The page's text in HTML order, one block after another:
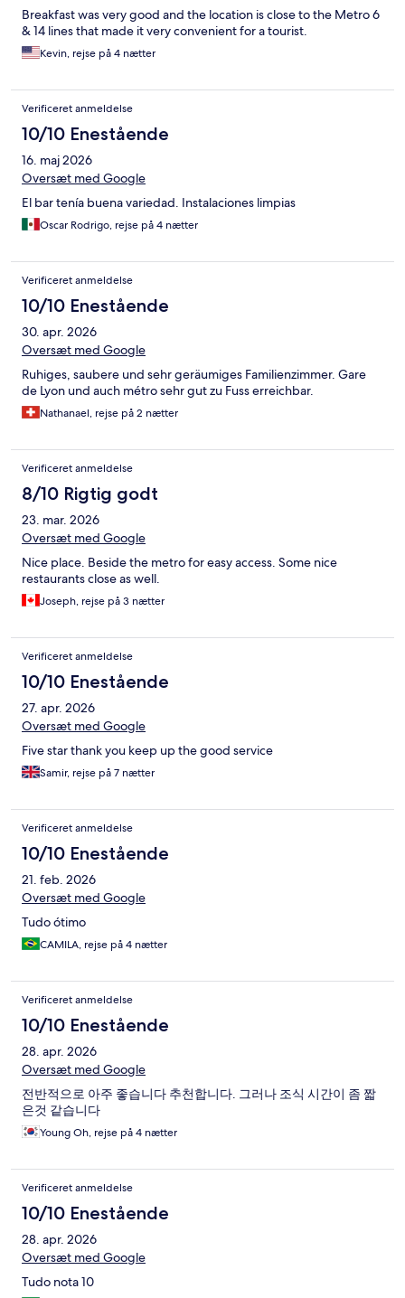
Breakfast was very good and the location is close to the Metro 6
& 14 lines that made it very convenient for a tourist.
Kevin, rejse på 4 nætter
Verificeret anmeldelse
10/10 Enestående
16. maj 2026
Oversæt med Google
El bar tenía buena variedad. Instalaciones limpias
Oscar Rodrigo, rejse på 4 nætter
Verificeret anmeldelse
10/10 Enestående
30. apr. 2026
Oversæt med Google
Ruhiges, saubere und sehr geräumiges Familienzimmer. Gare
de Lyon und auch métro sehr gut zu Fuss erreichbar.
Nathanael, rejse på 2 nætter
Verificeret anmeldelse
8/10 Rigtig godt
23. mar. 2026
Oversæt med Google
Nice place. Beside the metro for easy access. Some nice
restaurants close as well.
Joseph, rejse på 3 nætter
Verificeret anmeldelse
10/10 Enestående
27. apr. 2026
Oversæt med Google
Five star thank you keep up the good service
Samir, rejse på 7 nætter
Verificeret anmeldelse
10/10 Enestående
21. feb. 2026
Oversæt med Google
Tudo ótimo
CAMILA, rejse på 4 nætter
Verificeret anmeldelse
10/10 Enestående
28. apr. 2026
Oversæt med Google
전반적으로 아주 좋습니다 추천합니다. 그러나 조식 시간이 좀 짧
은것 같습니다
Young Oh, rejse på 4 nætter
Verificeret anmeldelse
10/10 Enestående
28. apr. 2026
Oversæt med Google
Tudo nota 10